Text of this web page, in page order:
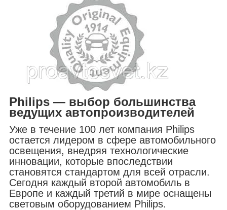
Philips — выбор большинства
ведущих автопроизводителей
Уже в течение 100 лет компания Philips
остается лидером в сфере автомобильного
освещения, внедряя технологические
инновации, которые впоследствии
становятся стандартом для всей отрасли.
Сегодня каждый второй автомобиль в
Европе и каждый третий в мире оснащены
световым оборудованием Philips.